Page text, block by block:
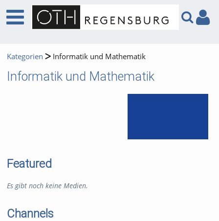
Kategorien Informatik und Mathematik
Informatik und Mathematik
Featured
Es gibt noch keine Medien.
Channels